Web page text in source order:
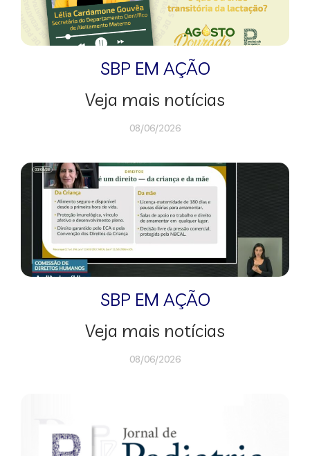
SBP EM AÇÃO
Veja mais notícias
08/06/2026
SBP EM AÇÃO
Veja mais notícias
08/06/2026